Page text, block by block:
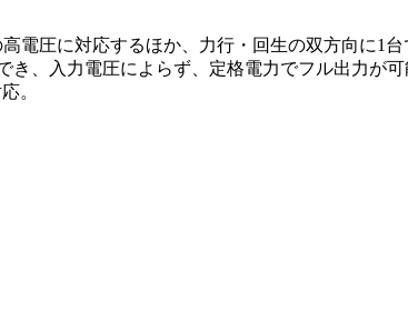
電圧に対応するほか、力行・回生の双方向に1
、入力電圧によらず、定格電力でフル出力が
。